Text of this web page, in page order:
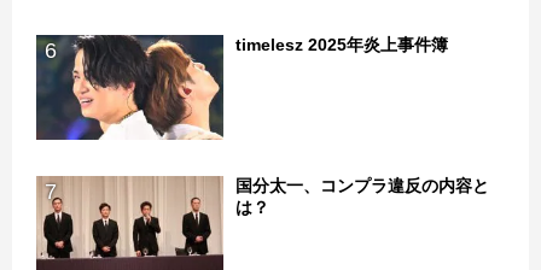
6 timelesz 2025年炎上事件簿
7
国分太一、コンプラ違反の内容と
は？